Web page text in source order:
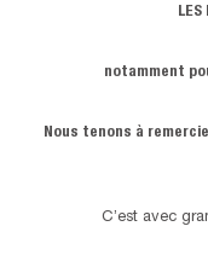
LES
notamment
Nous tenons à
C’est avec